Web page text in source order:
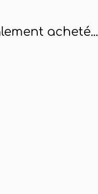
acheté...